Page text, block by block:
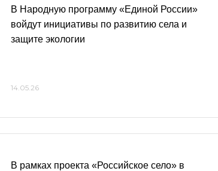
В Народную программу «Единой России»
войдут инициативы по развитию села и
защите экологии
14.05.26
В рамках проекта «Российское село» в